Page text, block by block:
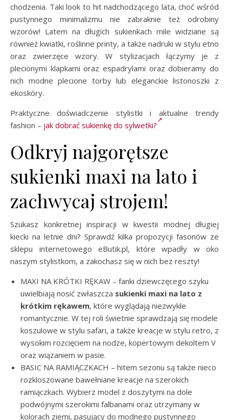
chodzenia. Taki look to hit nadchodzącego lata, choć wśród
pustynnego minimalizmu nie zabraknie też odrobiny
wzorów! Latem na długich sukienkach mile widziane są
również kwiatki, roślinne printy, a także nadruki w stylu etno
oraz zwierzęce wzory. W stylizacjach łączymy je z
plecionymi klapkami oraz espadrylami oraz dobieramy do
nich modne plecione torby lub eleganckie listonoszki z
ekoskóry.
Praktyczne doświadczenie stylistki i aktualne trendy
fashion – jak dobrać sukienkę do sylwetki?
Odkryj najgorętsze
sukienki maxi na lato i
zachwycaj strojem!
Szukasz konkretnej inspiracji w kwestii modnej długiej
kiecki na letnie dni? Sprawdź kilka propozycji fasonów ze
sklepu internetowego eButik.pl, które wpadły w oko
naszym stylistkom, a zakochasz się w nich bez reszty!
MAXI NA KRÓTKI RĘKAW – fanki dziewczęcego szyku
uwielbiają nosić zwłaszcza sukienki maxi na lato z
krótkim rękawem, które wyglądają niezwykle
romantycznie. W tej roli świetnie sprawdzają się modele
koszulowe w stylu safari, a także kreacje w stylu retro, z
wysokim rozcięciem na nodze, kopertowym dekoltem V
oraz wiązaniem w pasie.
BASIC NA RAMIĄCZKACH – hitem sezonu są także nieco
rozkloszowane bawełniane kreacje na szerokich
ramiączkach. Wybierz model z doszytymi na dole
podwójnymi szerokimi falbanami oraz utrzymany w
kolorach ziemi, pasujący do modnego pustynnego